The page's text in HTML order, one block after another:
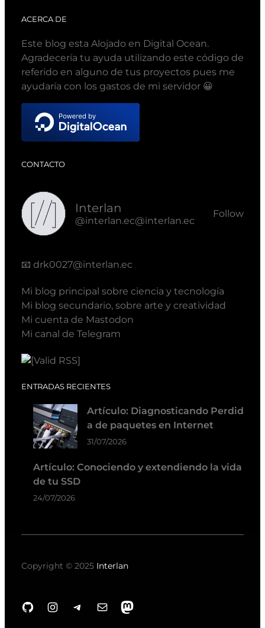
ACERCA DE
Este blog esta Alojado en Digital Ocean.
Agradecería tu ayuda utilizando este código de
referido en alguno de tus proyectos pues me
ayudaría con los gastos de mi servidor 😀
CONTACTO
Interlan
@interlan.ec@interlan.ec
Follow
📧 drk0027@interlan.ec
Mi blog principal sobre ciencia y tecnología
Mi blog secundario, sobre arte y creatividad
Mi cuenta de Mastodon
Mi canal de Telegram
ENTRADAS RECIENTES
Artículo: Diagnosticando Perdid
a de paquetes en Internet
31/07/2026
Artículo: Conociendo y extendiendo la vida
de tu SSD
24/07/2026
Copyright © 2025 Interlan
GitHub Instagram Telegram Correo electrónico Mastodon